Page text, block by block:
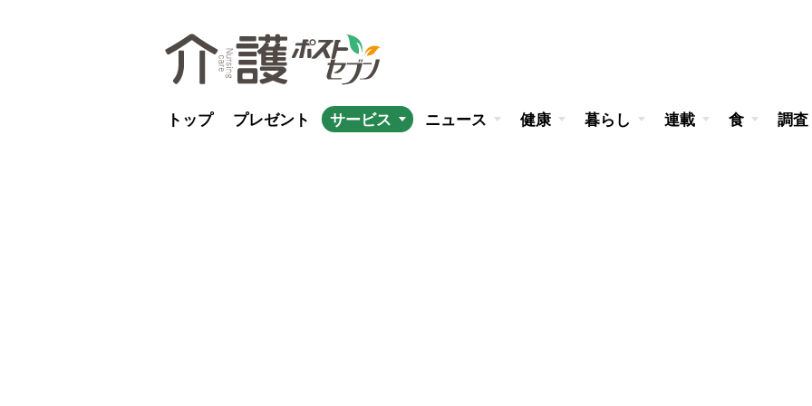
トップ プレゼント サービス ニュース 健康 暮らし 連載 食 調査